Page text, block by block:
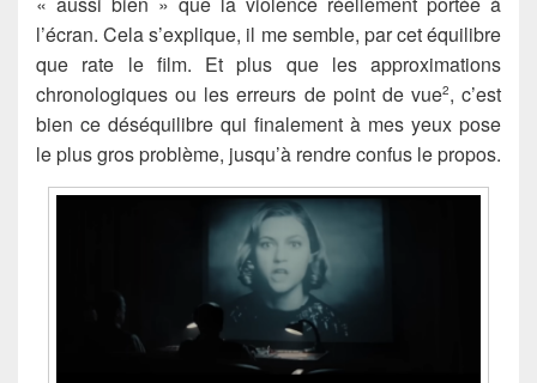
l’écran. Cela s’explique, il me semble, par cet équilibre
que rate le film. Et plus que les approximations
chronologiques ou les erreurs de point de vue2, c’est
bien ce déséquilibre qui finalement à mes yeux pose
le plus gros problème, jusqu’à rendre confus le propos.